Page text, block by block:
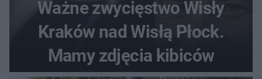
Ważne zwycięstwo Wisły
Kraków nad Wisłą Płock.
Mamy zdjęcia kibiców